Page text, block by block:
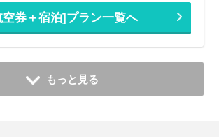
空券＋宿泊]プラン一覧へ
もっと見る